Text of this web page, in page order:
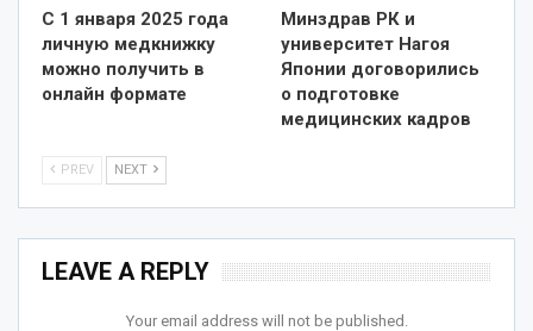
С 1 января 2025 года
личную медкнижку
можно получить в
онлайн формате
Минздрав РК и
университет Нагоя
Японии договорились
о подготовке
медицинских кадров
PREV NEXT
LEAVE A REPLY
Your email address will not be published.